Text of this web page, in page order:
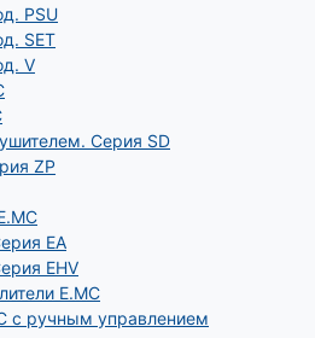
PSU
SET
V
Серия SD
ZP
EA
EHV
E.MC
с ручным управлением